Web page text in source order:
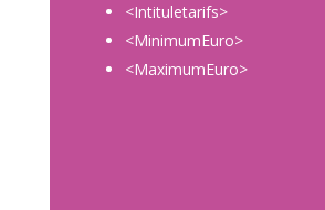
<Intituletarifs>
<MinimumEuro>
<MaximumEuro>